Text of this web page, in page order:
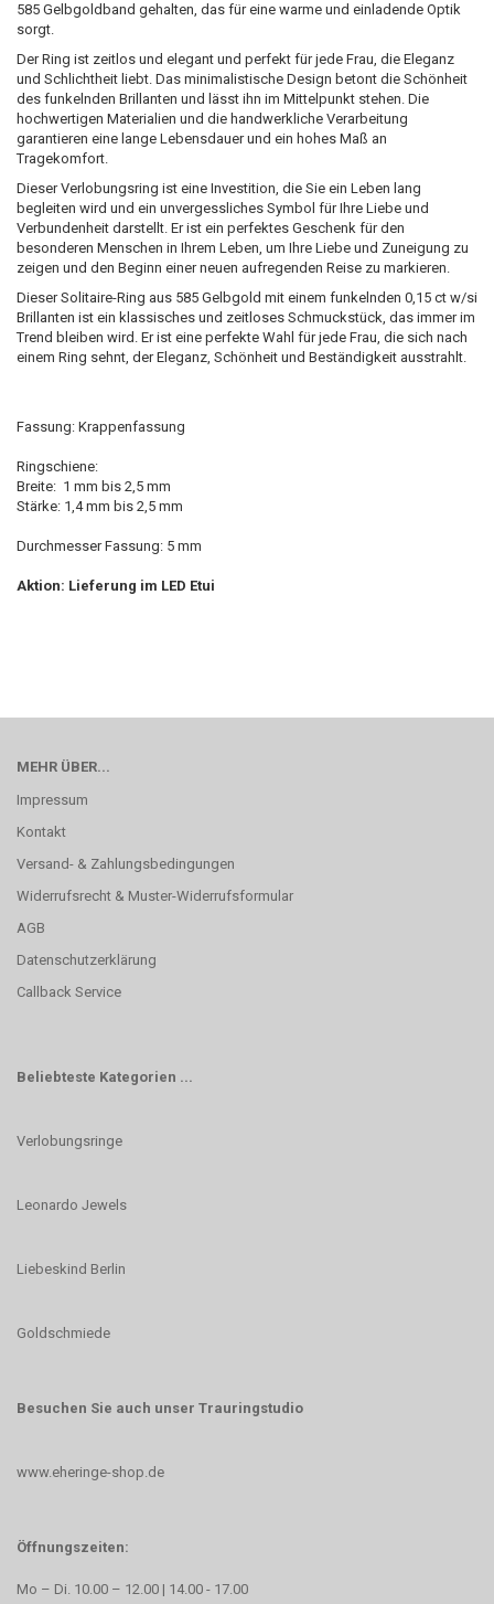
585 Gelbgoldband gehalten, das für eine warme und einladende Optik
sorgt.
Der Ring ist zeitlos und elegant und perfekt für jede Frau, die Eleganz
und Schlichtheit liebt. Das minimalistische Design betont die Schönheit
des funkelnden Brillanten und lässt ihn im Mittelpunkt stehen. Die
hochwertigen Materialien und die handwerkliche Verarbeitung
garantieren eine lange Lebensdauer und ein hohes Maß an
Tragekomfort.
Dieser Verlobungsring ist eine Investition, die Sie ein Leben lang
begleiten wird und ein unvergessliches Symbol für Ihre Liebe und
Verbundenheit darstellt. Er ist ein perfektes Geschenk für den
besonderen Menschen in Ihrem Leben, um Ihre Liebe und Zuneigung zu
zeigen und den Beginn einer neuen aufregenden Reise zu markieren.
Dieser Solitaire-Ring aus 585 Gelbgold mit einem funkelnden 0,15 ct w/si
Brillanten ist ein klassisches und zeitloses Schmuckstück, das immer im
Trend bleiben wird. Er ist eine perfekte Wahl für jede Frau, die sich nach
einem Ring sehnt, der Eleganz, Schönheit und Beständigkeit ausstrahlt.
Fassung: Krappenfassung
Ringschiene:
Breite: 1 mm bis 2,5 mm
Stärke: 1,4 mm bis 2,5 mm
Durchmesser Fassung: 5 mm
Aktion: Lieferung im LED Etui
MEHR ÜBER...
Impressum
Kontakt
Versand- & Zahlungsbedingungen
Widerrufsrecht & Muster-Widerrufsformular
AGB
Datenschutzerklärung
Callback Service
Beliebteste Kategorien ...
Verlobungsringe
Leonardo Jewels
Liebeskind Berlin
Goldschmiede
Besuchen Sie auch unser Trauringstudio
www.eheringe-shop.de
Öffnungszeiten:
Mo – Di. 10.00 – 12.00 | 14.00 - 17.00